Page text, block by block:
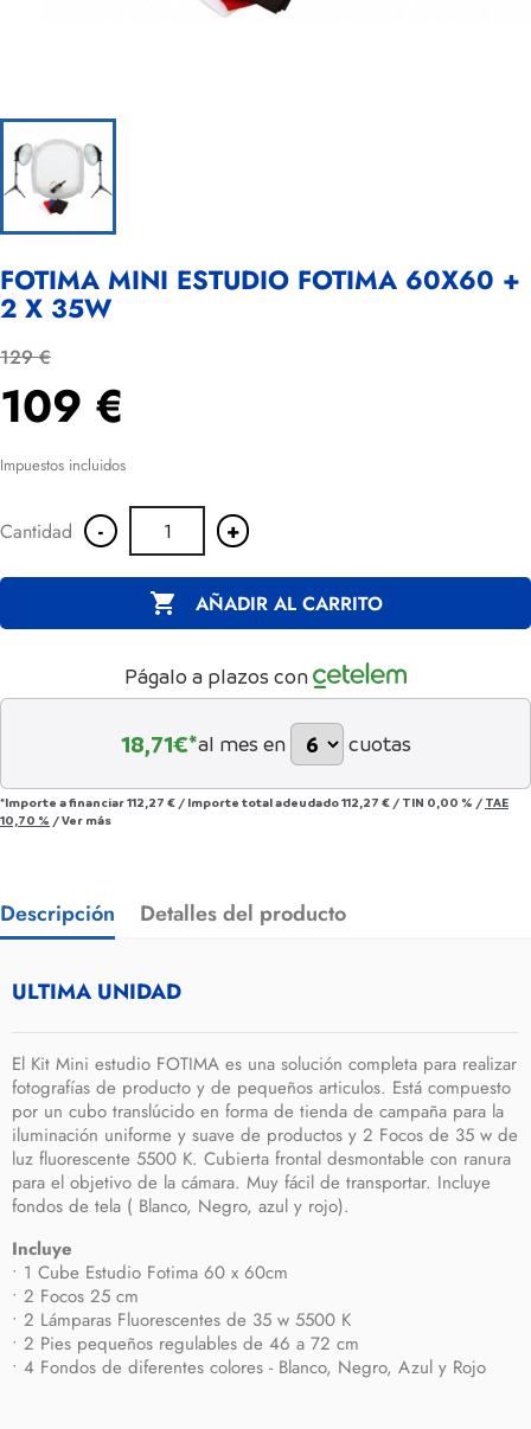
FOTIMA MINI ESTUDIO FOTIMA 60X60 +
2 X 35W
129 €
109 €
Impuestos incluidos
Cantidad - +
 AÑADIR AL CARRITO
Págalo a plazos con
18,71€*al mes en cuotas
*Importe a financiar112,27 € / Importe total adeudado112,27 € / TIN 0,00 % / TAE
10,70 % /Ver más
Descripción Detalles del producto
ULTIMA UNIDAD
El Kit Mini estudio FOTIMA es una solución completa para realizar
fotografías de producto y de pequeños articulos. Está compuesto
por un cubo translúcido en forma de tienda de campaña para la
iluminación uniforme y suave de productos y 2 Focos de 35 w de
luz fluorescente 5500 K. Cubierta frontal desmontable con ranura
para el objetivo de la cámara. Muy fácil de transportar. Incluye
fondos de tela ( Blanco, Negro, azul y rojo).
Incluye
• 1 Cube Estudio Fotima 60 x 60cm
• 2 Focos 25 cm
• 2 Lámparas Fluorescentes de 35 w 5500 K
• 2 Pies pequeños regulables de 46 a 72 cm
• 4 Fondos de diferentes colores - Blanco, Negro, Azul y Rojo